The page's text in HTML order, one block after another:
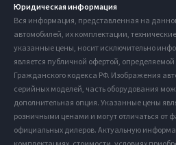
Юридическая информация
Вся информация, представленная на
автомобилей, их комплектации,
указанные цены, носит исключительно
является публичной офертой,
Гражданского кодекса РФ. Изображения
серийных моделей, часть оборудования
дополнительная опция. Указанные цены
розничными ценами и могут отличаться от
официальных дилеров. Актуальную